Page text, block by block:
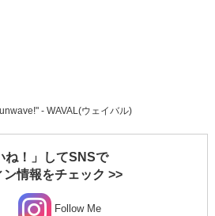
- WAVAL(ウェイバル)
ね！」してSNSで
ン情報をチェック >>
Follow Me